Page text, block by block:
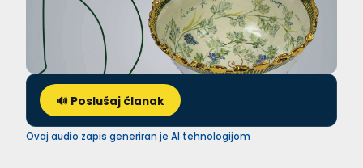
🔊 Poslušaj članak
Ovaj audio zapis generiran je AI tehnologijom